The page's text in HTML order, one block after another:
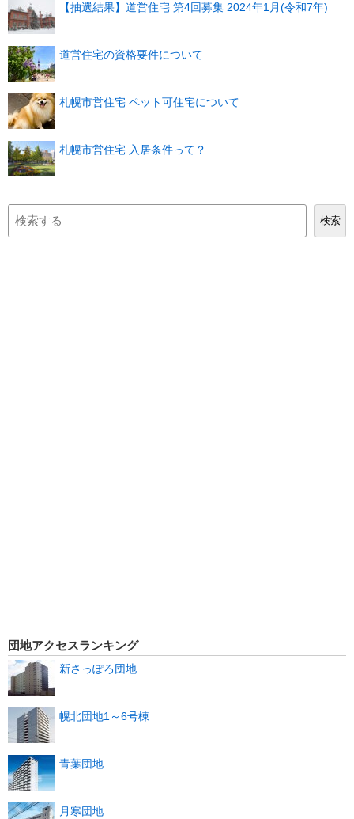
【抽選結果】道営住宅 第4回募集 2024年1月(令和7年)
道営住宅の資格要件について
札幌市営住宅 ペット可住宅について
札幌市営住宅 入居条件って？
検
検索
団地アクセスランキング
新さっぽろ団地
幌北団地1～6号棟
青葉団地
月寒団地